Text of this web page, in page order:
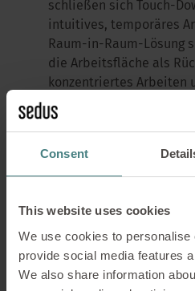
Consent
This website uses cookies
We use cookies to personalise
provide social media features
We also share information
schließen sich Touch-
intuitives, temporäres
Raum-in-Raum-Lösung
die Arbeitsfläche als
konzentriertes Arbeiten
Meetings.
gibt es einen
inspirierende
unsere Kunden mit
verschiedenen
Wunschmöbel
persönlich gestalten. An